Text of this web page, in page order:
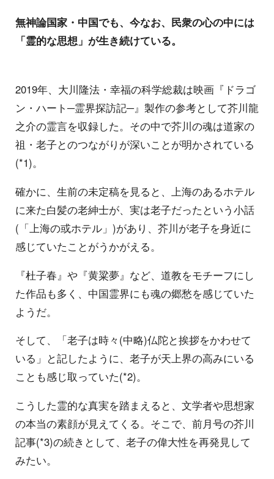
無神論国家・中国でも、今なお、民衆の心の中には
「霊的な思想」が生き続けている。
2019年、大川隆法・幸福の科学総裁は映画『ドラゴ
ン・ハート─霊界探訪記─』製作の参考として芥川龍
之介の霊言を収録した。その中で芥川の魂は道家の
祖・老子とのつながりが深いことが明かされている
(*1)。
確かに、生前の未定稿を見ると、上海のあるホテル
に来た白髪の老紳士が、実は老子だったという小話
(「上海の或ホテル」)があり、芥川が老子を身近に
感じていたことがうかがえる。
『杜子春』や『黄粱夢』など、道教をモチーフにし
た作品も多く、中国霊界にも魂の郷愁を感じていた
ようだ。
そして、「老子は時々(中略)仏陀と挨拶をかわせて
いる」と記したように、老子が天上界の高みにいる
ことも感じ取っていた(*2)。
こうした霊的な真実を踏まえると、文学者や思想家
の本当の素顔が見えてくる。そこで、前月号の芥川
記事(*3)の続きとして、老子の偉大性を再発見して
みたい。